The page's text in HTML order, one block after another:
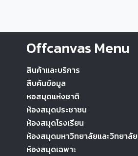
Offcanvas Menu
สินค้าและบริการ
สืบค้นข้อมูล
หอสมุดแห่งชาติ
ห้องสมุดประชาชน
ห้องสมุดโรงเรียน
ห้องสมุดมหาวิทยาลัยและวิทยาลัย
ห้องสมุดเฉพาะ